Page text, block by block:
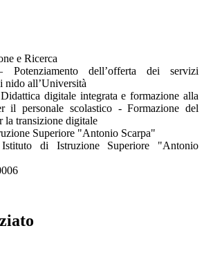
e Ricerca
dell’offerta dei servizi
nido all’Università
digitale integrata e formazione alla
il personale scolastico - Formazione del
la transizione digitale
Superiore "Antonio Scarpa"
Istituto di Istruzione Superiore "Antonio